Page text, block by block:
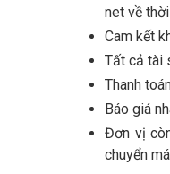
net về
Cam kết
Tất cả tài
Thanh
Báo giá
Đơn vị
chuyển